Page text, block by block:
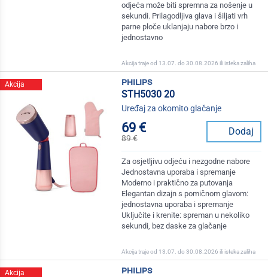
odjeća može biti spremna za nošenje u
sekundi. Prilagodljiva glava i šiljati vrh
parne ploče uklanjaju nabore brzo i
jednostavno
Akcija traje od 13.07. do 30.08.2026 ili isteka zaliha
Akcija
philips
STH5030 20
Uređaj za okomito glačanje
69 €
89 €
Dodaj
Za osjetljivu odjeću i nezgodne nabore
Jednostavna uporaba i spremanje
Moderno i praktično za putovanja
Elegantan dizajn s pomičnom glavom:
jednostavna uporaba i spremanje
Uključite i krenite: spreman u nekoliko
sekundi, bez daske za glačanje
Akcija traje od 13.07. do 30.08.2026 ili isteka zaliha
Akcija
philips